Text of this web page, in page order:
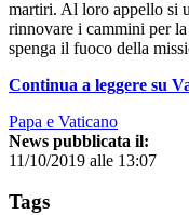
martiri. Al loro appello si
rinnovare i cammini per
spenga il fuoco della
Continua a leggere su
Papa e Vaticano
News pubblicata il:
11/10/2019 alle 13:07
Tags